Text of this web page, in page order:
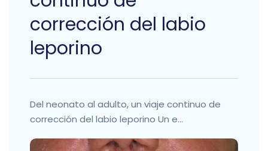
corrección del labio
leporino
Del neonato al adulto, un viaje continuo de
corrección del labio leporino Un e...